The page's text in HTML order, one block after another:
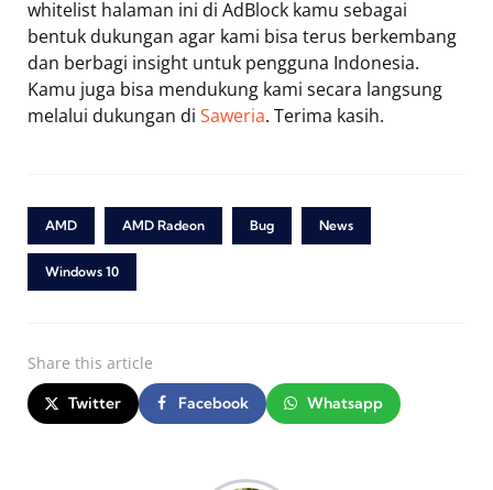
whitelist halaman ini di AdBlock kamu sebagai
bentuk dukungan agar kami bisa terus berkembang
dan berbagi insight untuk pengguna Indonesia.
Kamu juga bisa mendukung kami secara langsung
melalui dukungan di Saweria. Terima kasih.
AMD AMD Radeon Bug News
Windows 10
Share this article
Twitter Facebook Whatsapp